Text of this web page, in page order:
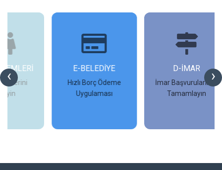
‹ ›
E-BELEDİYE
Hızlı Borç Ödeme
Uygulaması
İmar Başvurularınızı
Tamamlayın